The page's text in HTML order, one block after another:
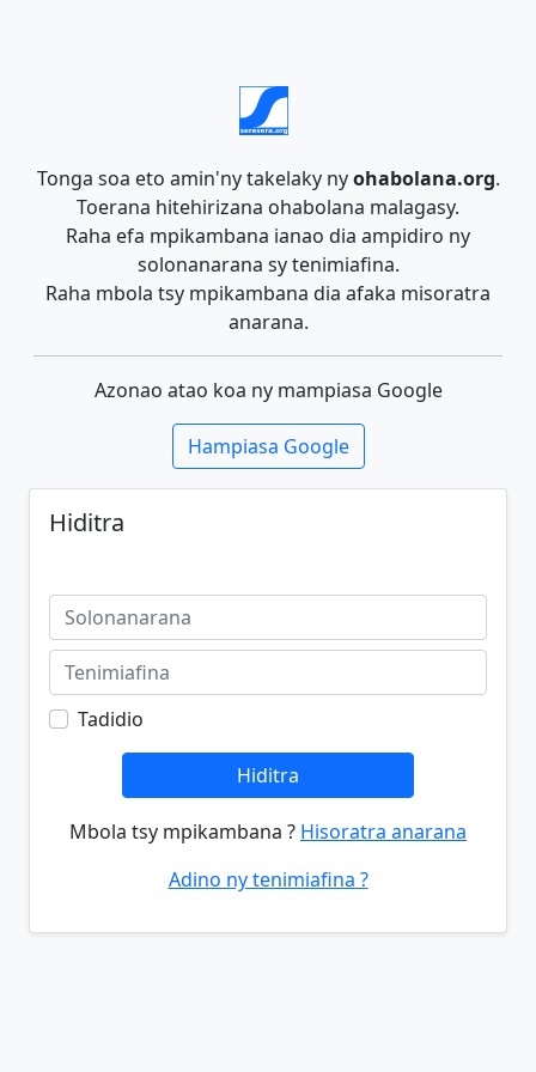
Tonga soa eto amin'ny takelaky nyohabolana.org.
Toerana hitehirizana ohabolana malagasy.
Raha efa mpikambana ianao dia ampidiro ny
solonanarana sy tenimiafina.
Raha mbola tsy mpikambana dia afaka misoratra
anarana.
Azonao atao koa ny mampiasa Google
Hampiasa Google
Hiditra
Tadidio
Hiditra
Mbola tsy mpikambana ? Hisoratra anarana
Adino ny tenimiafina ?